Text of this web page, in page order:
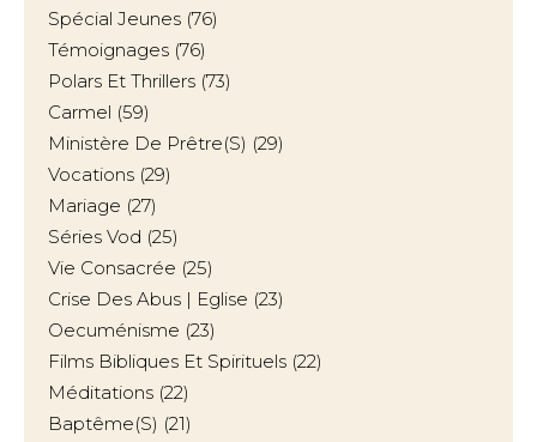
Spécial Jeunes (76)
Témoignages (76)
Polars Et Thrillers (73)
Carmel (59)
Ministère De Prêtre(s) (29)
Vocations (29)
Mariage (27)
Séries Vod (25)
Vie Consacrée (25)
Crise Des Abus | Eglise (23)
Oecuménisme (23)
Films Bibliques Et Spirituels (22)
Méditations (22)
Baptême(s) (21)